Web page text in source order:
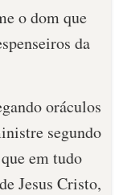
o dom que
da
oráculos
segundo
em tudo
Jesus Cristo,